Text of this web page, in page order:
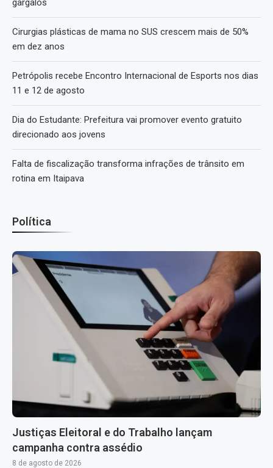
gargalos
Cirurgias plásticas de mama no SUS crescem mais de 50%
em dez anos
Petrópolis recebe Encontro Internacional de Esports nos dias
11 e 12 de agosto
Dia do Estudante: Prefeitura vai promover evento gratuito
direcionado aos jovens
Falta de fiscalização transforma infrações de trânsito em
rotina em Itaipava
Política
Justiças Eleitoral e do Trabalho lançam
campanha contra assédio
8 de agosto de 2026